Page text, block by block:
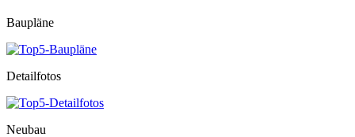
Baupläne
Detailfotos
Neubau